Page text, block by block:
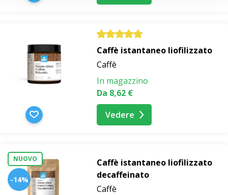
Caffè istantaneo liofilizzato
Caffè
In magazzino
Da 8,62 €
Vedere
NUOVO
-14%
Caffè istantaneo liofilizzato
decaffeinato
Caffè